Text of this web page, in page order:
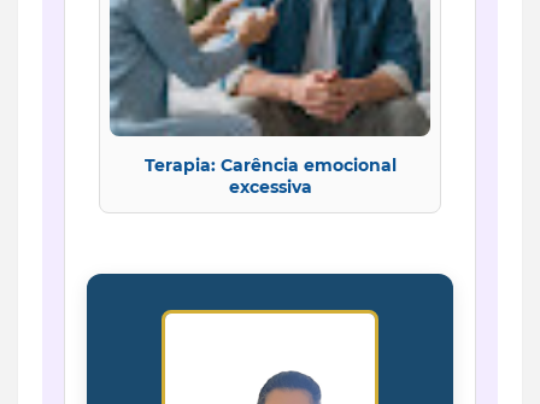
Terapia: Carência emocional
excessiva